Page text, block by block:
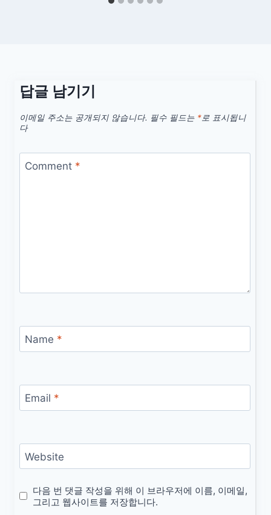
답글 남기기
이메일 주소는 공개되지 않습니다. 필수 필드는 *로 표시됩니
다
Comment *
Name *
Email *
Website
다음 번 댓글 작성을 위해 이 브라우저에 이름, 이메일,
그리고 웹사이트를 저장합니다.